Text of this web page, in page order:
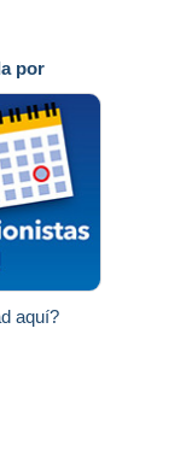
por
aquí?